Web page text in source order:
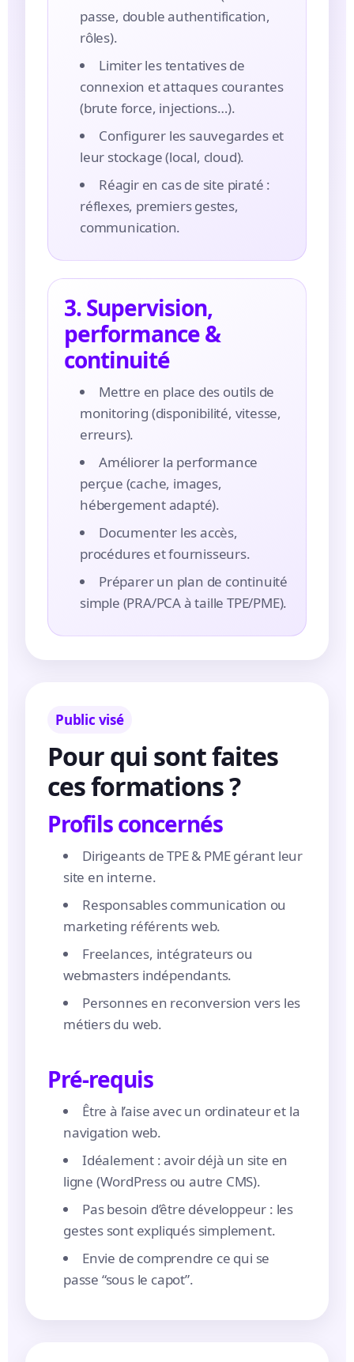
passe, double authentification,
rôles).
Limiter les tentatives de
connexion et attaques courantes
(brute force, injections…).
Configurer les sauvegardes et
leur stockage (local, cloud).
Réagir en cas de site piraté :
réflexes, premiers gestes,
communication.
3. Supervision,
performance &
continuité
Mettre en place des outils de
monitoring (disponibilité, vitesse,
erreurs).
Améliorer la performance
perçue (cache, images,
hébergement adapté).
Documenter les accès,
procédures et fournisseurs.
Préparer un plan de continuité
simple (PRA/PCA à taille TPE/PME).
Public visé
Pour qui sont faites
ces formations ?
Profils concernés
Dirigeants de TPE & PME gérant leur
site en interne.
Responsables communication ou
marketing référents web.
Freelances, intégrateurs ou
webmasters indépendants.
Personnes en reconversion vers les
métiers du web.
Pré-requis
Être à l’aise avec un ordinateur et la
navigation web.
Idéalement : avoir déjà un site en
ligne (WordPress ou autre CMS).
Pas besoin d’être développeur : les
gestes sont expliqués simplement.
Envie de comprendre ce qui se
passe “sous le capot”.